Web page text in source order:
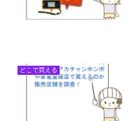
どこで買える